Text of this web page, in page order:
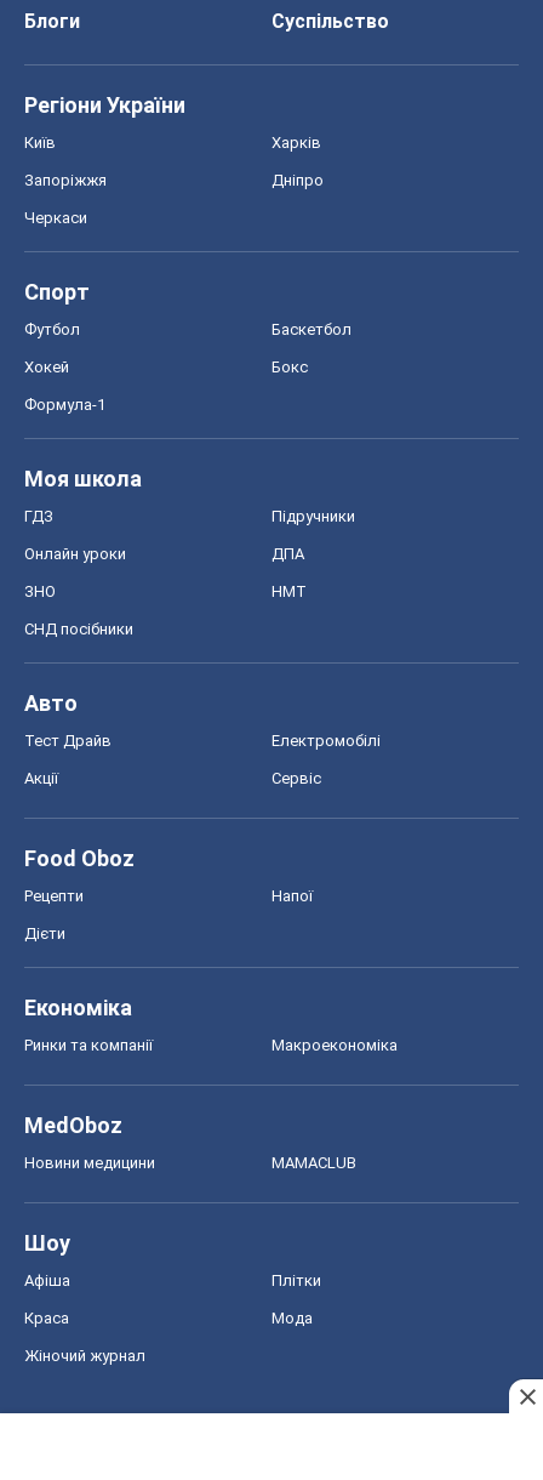
Блоги
Суспільство
Регіони України
Київ Харків
Запоріжжя Дніпро
Черкаси
Спорт
Футбол Баскетбол
Хокей Бокс
Формула-1
Моя школа
ГДЗ Підручники
Онлайн уроки ДПА
ЗНО НМТ
СНД посібники
Авто
Тест Драйв Електромобілі
Акції Сервіс
Food Oboz
Рецепти Напої
Дієти
Економіка
Ринки та компанії Макроекономіка
MedOboz
Новини медицини MAMACLUB
Шоу
Афіша Плітки
Краса Мода
Жіночий журнал